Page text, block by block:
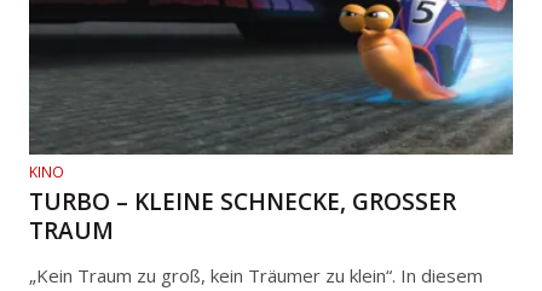
KINO
TURBO – KLEINE SCHNECKE, GROSSER T
RAUM
„Kein Traum zu groß, kein Träumer zu klein“. In diesem